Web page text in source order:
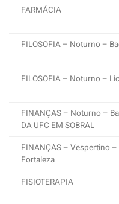
FARMÁCIA
FILOSOFIA – Noturno –
FILOSOFIA – Noturno –
FINANÇAS – Noturno –
DA UFC EM SOBRAL
FINANÇAS – Vespertino
Fortaleza
FISIOTERAPIA